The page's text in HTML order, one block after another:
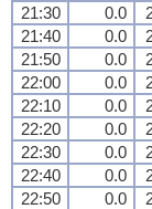
21:30
0.0
21:40
0.0
21:50
0.0
22:00
0.0
22:10
0.0
22:20
0.0
22:30
0.0
22:40
0.0
22:50
0.0